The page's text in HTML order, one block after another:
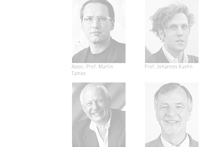
Assoc. Prof. Martin
Tamke
Prof. Johannes Kuehn